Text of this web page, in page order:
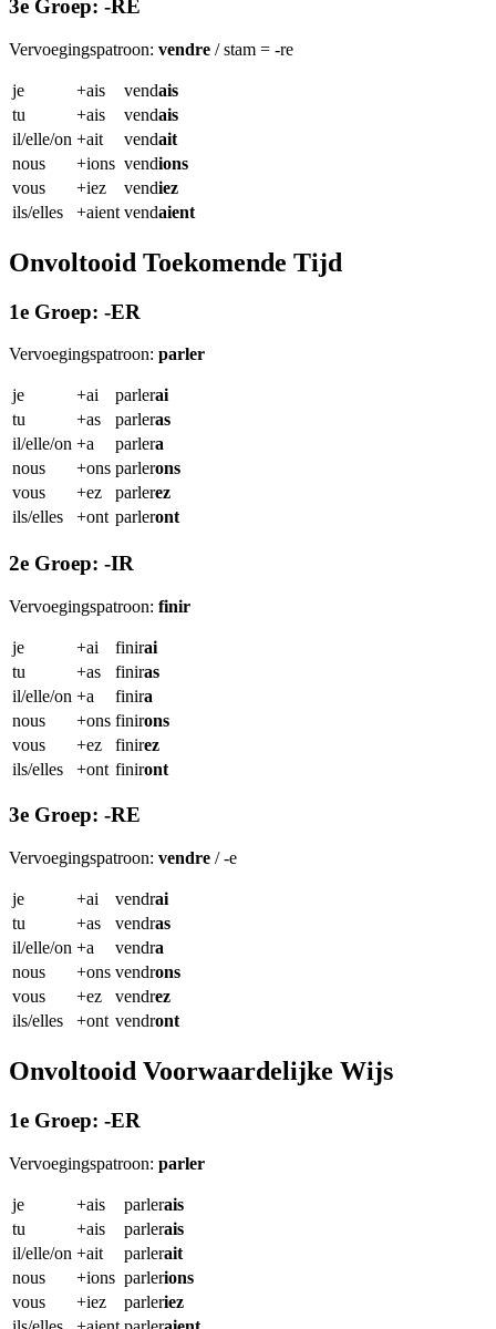
3e Groep: -RE
Vervoegingspatroon: vendre / stam = -re
je +ais vendais
tu
+ais vendais
il/elle/on +ait vendait
nous
+ions vendions
vous
+iez vendiez
ils/elles
+aient vendaient
Onvoltooid Toekomende Tijd
1e Groep: -ER
Vervoegingspatroon: parler
je +ai parlerai
tu
+as parleras
il/elle/on +a parlera
nous
+ons parlerons
vous
+ez parlerez
ils/elles
+ont parleront
2e Groep: -IR
Vervoegingspatroon: finir
je +ai finirai
tu
+as finiras
il/elle/on +a finira
nous
+ons finirons
vous
+ez finirez
ils/elles
+ont finiront
3e Groep: -RE
Vervoegingspatroon: vendre / -e
je +ai vendrai
tu
+as vendras
il/elle/on +a vendra
nous
+ons vendrons
vous
+ez vendrez
ils/elles
+ont vendront
Onvoltooid Voorwaardelijke Wijs
1e Groep: -ER
Vervoegingspatroon: parler
je +ais parlerais
tu
+ais parlerais
il/elle/on +ait parlerait
nous
+ions parlerions
vous
+iez parleriez